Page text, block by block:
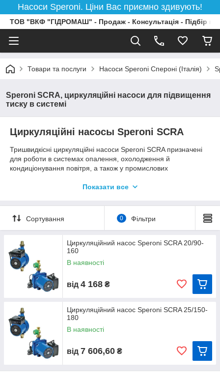
Насоси Speroni. Ціни Вас приємно здивують!
ТОВ "ВКФ "ГІДРОМАШ" - Продаж - Консультація - Підбір
Товари та послуги Насоси Speroni Спероні (Італія)
Speroni SCRA, циркуляційні насоси для підвищення
тиску в системі
Циркуляційні насосы Speroni SCRA
Тришвидкісні циркуляційні насоси Speroni SCRA призначені
для роботи в системах опалення, охолодження й
кондиціонування повітря, а також у промислових
для підвищення напору в системах холодного та гарячого
автоматичного вмикання і вимкнення насоса. Електродвигун
насоса Speroni SCRA, обладнаного конструкцією «мокрого
ротора», охолоджується рідиною, що перекачується. Завдяки
тому, що немає повітряного вентилятора насоса, Speroni
SCRA працюють практично безшумно (рівень шуму не більш
ніж 35 дБ), що дає змогу встановлювати їх безпосередньо в
оселі або квартирі.
Переваги роботи насосів Speroni SCRA
- Невеликі габарити та вага насоса;
- Автоматичне вмикання/вимикання насоса за допомогою
- Вбудоване реле протоку;
- Низький рівень шуму;
- Невелика електрична потужність;
- Захист від «сухого ходу».
Графік характеристик напор-продуктивність насосів
Показати все
Сортування 0 Фільтри
Циркуляційний насос Speroni SCRA 20/90-
160
В наявності
від 4 168 ₴
Циркуляційний насос Speroni SCRA 25/150-
180
В наявності
від 7 606,60 ₴